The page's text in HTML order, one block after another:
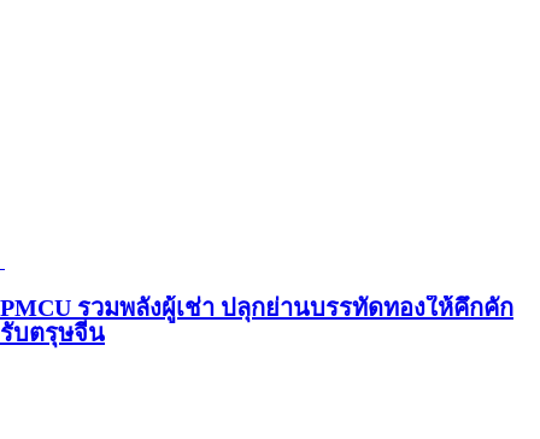
PMCU รวมพลังผู้เช่า ปลุกย่านบรรทัดทองให้คึกคัก
รับตรุษจีน